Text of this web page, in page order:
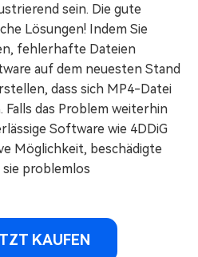
sein. Die gute
Lösungen! Indem Sie
fehlerhafte Dateien
auf dem neuesten Stand
dass sich MP4-Datei
Falls das Problem weiterhin
Software wie 4DDiG
Möglichkeit, beschädigte
problemlos
KAUFEN